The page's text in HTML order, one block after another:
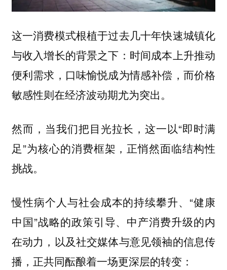
这一消费模式根植于过去几十年快速城镇化
与收入增长的背景之下：时间成本上升推动
便利需求，口味愉悦成为情感补偿，而价格
敏感性则在经济波动期尤为突出。
然而，当我们把目光拉长，这一以“即时满
足”为核心的消费框架，正悄然面临结构性
挑战。
慢性病个人与社会成本的持续攀升、“健康
中国”战略的政策引导、中产消费升级的内
在动力，以及社交媒体与意见领袖的信息传
播，正共同酝酿着一场更深层的转变：